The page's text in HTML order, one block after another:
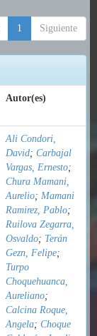
1 Siguiente
Autor(es)
Ali Condori,
David; Carbajal
Vargas, Ernesto;
Chura Mamani,
Aurelio; Mamani
Ramirez, Pablo;
Ruilova Zegarra,
Osvaldo; Terán
Gezn, Felipe;
Turpo
Choquehuanca,
Aureliano;
Calcina Roque,
Angela; Choque